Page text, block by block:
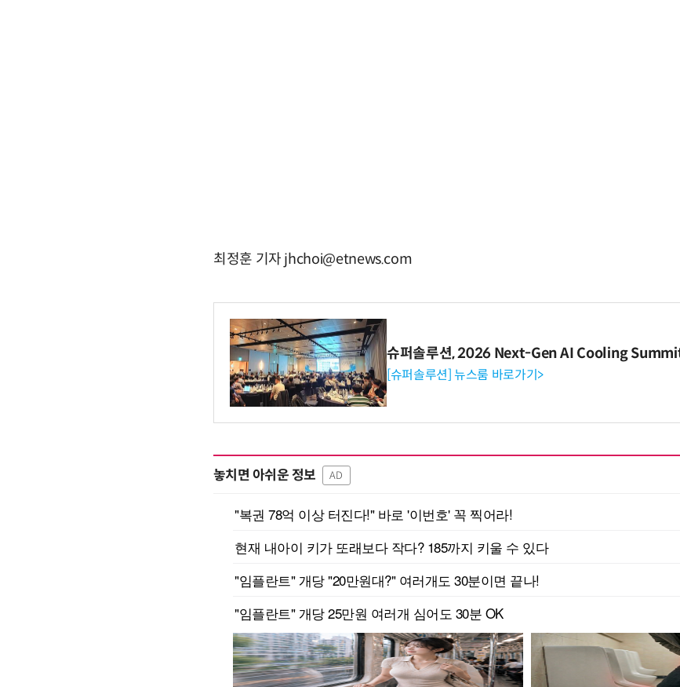
최정훈 기자 jhchoi@etnews.com
슈퍼솔루션, 2026 Next-Gen AI Cooling
[슈퍼솔루션] 뉴스룸 바로가기>
놓치면 아쉬운 정보 AD